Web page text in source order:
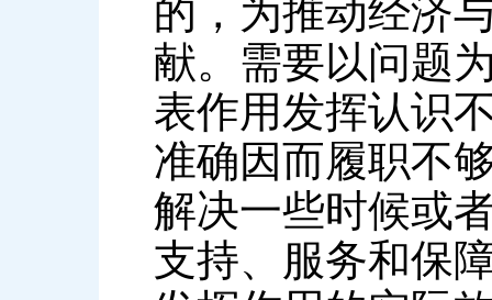
的，为推动经济
献。需要以问题
表作用发挥认识
准确因而履职不
解决一些时候或
支持、服务和保